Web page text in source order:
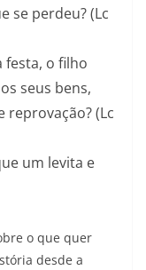
se perdeu? (Lc
festa, o filho
seus bens,
reprovação? (Lc
um levita e
o que quer
desde a